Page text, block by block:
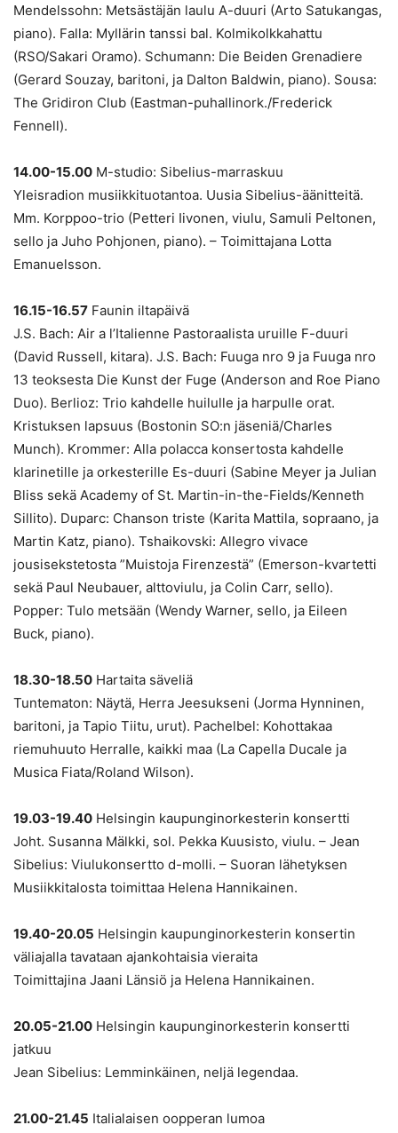
Mendelssohn: Metsästäjän laulu A-duuri (Arto Satukangas,
piano). Falla: Myllärin tanssi bal. Kolmikolkkahattu
(RSO/Sakari Oramo). Schumann: Die Beiden Grenadiere
(Gerard Souzay, baritoni, ja Dalton Baldwin, piano). Sousa:
The Gridiron Club (Eastman-puhallinork./Frederick
Fennell).
14.00-15.00 M-studio: Sibelius-marraskuu
Yleisradion musiikkituotantoa. Uusia Sibelius-äänitteitä.
Mm. Korppoo-trio (Petteri Iivonen, viulu, Samuli Peltonen,
sello ja Juho Pohjonen, piano). – Toimittajana Lotta
Emanuelsson.
16.15-16.57 Faunin iltapäivä
J.S. Bach: Air a l’Italienne Pastoraalista uruille F-duuri
(David Russell, kitara). J.S. Bach: Fuuga nro 9 ja Fuuga nro
13 teoksesta Die Kunst der Fuge (Anderson and Roe Piano
Duo). Berlioz: Trio kahdelle huilulle ja harpulle orat.
Kristuksen lapsuus (Bostonin SO:n jäseniä/Charles
Munch). Krommer: Alla polacca konsertosta kahdelle
klarinetille ja orkesterille Es-duuri (Sabine Meyer ja Julian
Bliss sekä Academy of St. Martin-in-the-Fields/Kenneth
Sillito). Duparc: Chanson triste (Karita Mattila, sopraano, ja
Martin Katz, piano). Tshaikovski: Allegro vivace
jousisekstetosta ”Muistoja Firenzestä” (Emerson-kvartetti
sekä Paul Neubauer, alttoviulu, ja Colin Carr, sello).
Popper: Tulo metsään (Wendy Warner, sello, ja Eileen
Buck, piano).
18.30-18.50 Hartaita säveliä
Tuntematon: Näytä, Herra Jeesukseni (Jorma Hynninen,
baritoni, ja Tapio Tiitu, urut). Pachelbel: Kohottakaa
riemuhuuto Herralle, kaikki maa (La Capella Ducale ja
Musica Fiata/Roland Wilson).
19.03-19.40 Helsingin kaupunginorkesterin konsertti
Joht. Susanna Mälkki, sol. Pekka Kuusisto, viulu. – Jean
Sibelius: Viulukonsertto d-molli. – Suoran lähetyksen
Musiikkitalosta toimittaa Helena Hannikainen.
19.40-20.05 Helsingin kaupunginorkesterin konsertin
väliajalla tavataan ajankohtaisia vieraita
Toimittajina Jaani Länsiö ja Helena Hannikainen.
20.05-21.00 Helsingin kaupunginorkesterin konsertti
jatkuu
Jean Sibelius: Lemminkäinen, neljä legendaa.
21.00-21.45 Italialaisen oopperan lumoa